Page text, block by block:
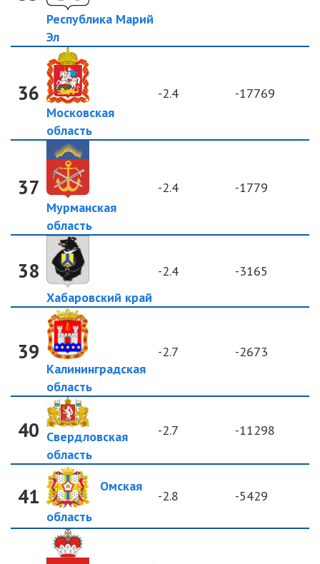
Республика Марий
Эл
36
Московская
область
-2.4 -17769
37
Мурманская
область
-2.4 -1779
38
Хабаровский край
-2.4 -3165
39
Калининградская
область
-2.7 -2673
40 Свердловская
область
-2.7 -11298
41
Омская
область
-2.8 -5429